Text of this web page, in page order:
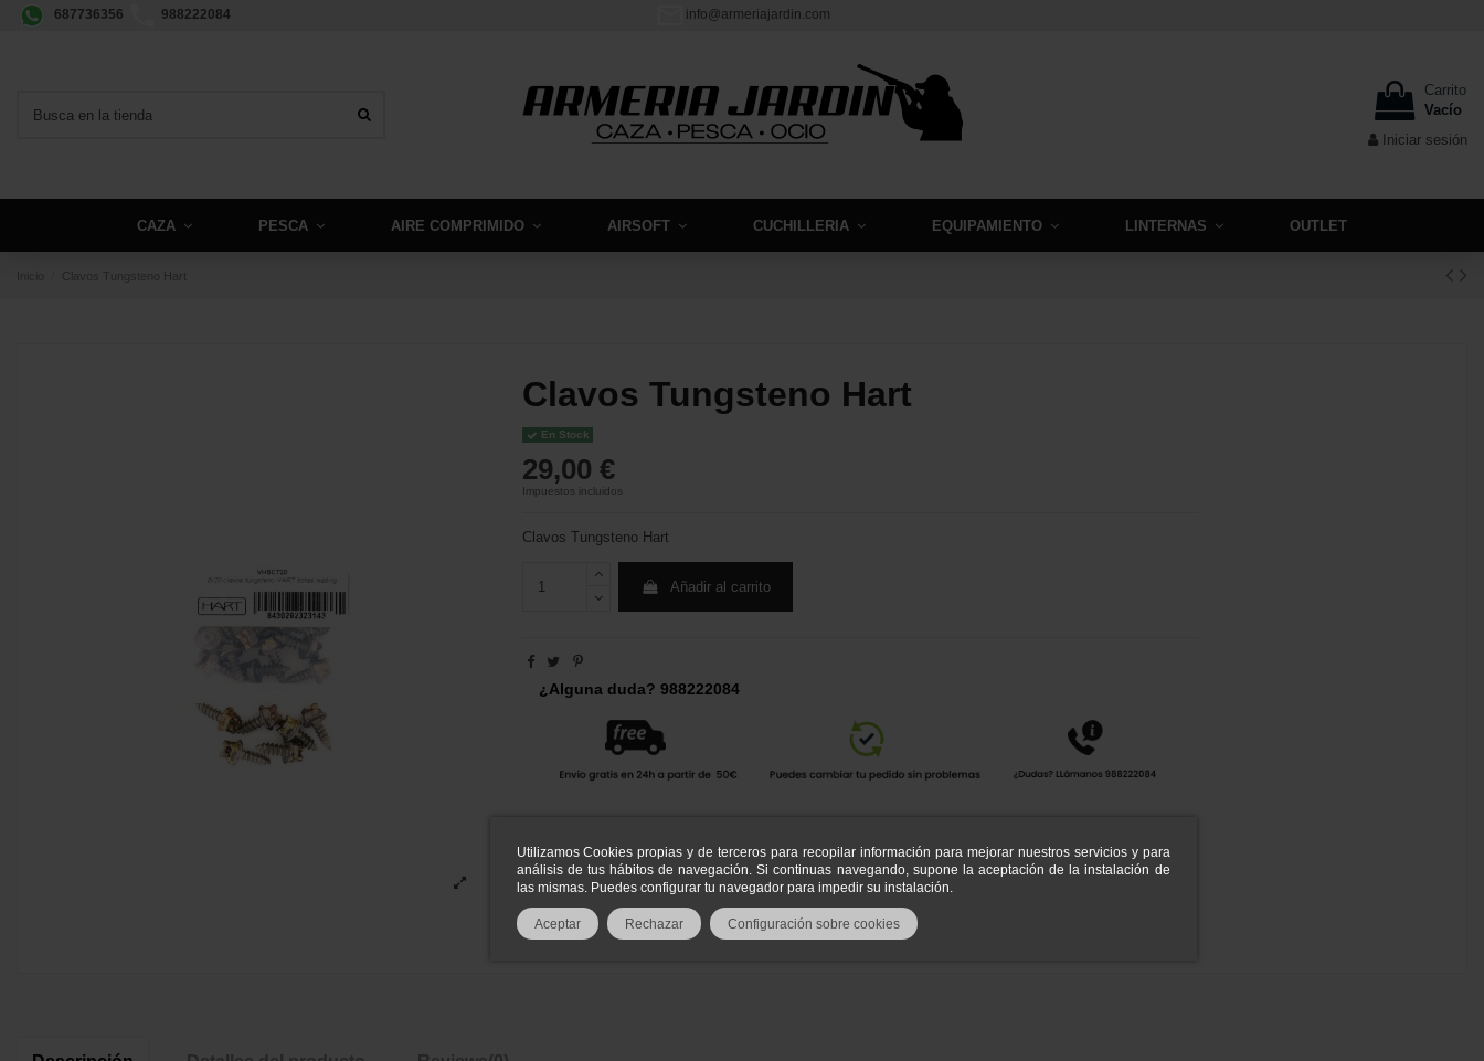
Utilizamos Cookies propias y de terceros para recopilar información para mejorar nuestros servicios y para
análisis de tus hábitos de navegación. Si continuas navegando, supone la aceptación de la instalación de
las mismas. Puedes configurar tu navegador para impedir su instalación.
Aceptar Rechazar Configuración sobre cookies
687736356 988222084 info@armeriajardin.com
Carrito
Vacío
Iniciar sesión
CAZA PESCA AIRE COMPRIMIDO AIRSOFT CUCHILLERIA EQUIPAMIENTO LINTERNAS OUTLET
Inicio Clavos Tungsteno Hart
Clavos Tungsteno Hart
En Stock
29,00 €
Impuestos incluidos
Clavos Tungsteno Hart
Añadir al carrito
¿Alguna duda? 988222084